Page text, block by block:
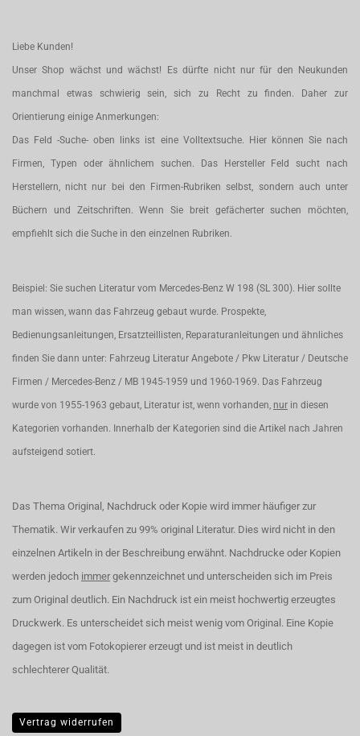
Liebe Kunden!
Unser Shop wächst und wächst! Es dürfte nicht nur für den Neukunden
manchmal etwas schwierig sein, sich zu Recht zu finden. Daher zur
Orientierung einige Anmerkungen:
Das Feld -Suche- oben links ist eine Volltextsuche. Hier können Sie nach
Firmen, Typen oder ähnlichem suchen. Das Hersteller Feld sucht nach
Herstellern, nicht nur bei den Firmen-Rubriken selbst, sondern auch unter
Büchern und Zeitschriften. Wenn Sie breit gefächerter suchen möchten,
empfiehlt sich die Suche in den einzelnen Rubriken.
Beispiel: Sie suchen Literatur vom Mercedes-Benz W 198 (SL 300). Hier sollte
man wissen, wann das Fahrzeug gebaut wurde. Prospekte,
Bedienungsanleitungen, Ersatzteillisten, Reparaturanleitungen und ähnliches
finden Sie dann unter: Fahrzeug Literatur Angebote / Pkw Literatur / Deutsche
Firmen / Mercedes-Benz / MB 1945-1959 und 1960-1969. Das Fahrzeug
wurde von 1955-1963 gebaut, Literatur ist, wenn vorhanden, nur in diesen
Kategorien vorhanden. Innerhalb der Kategorien sind die Artikel nach Jahren
aufsteigend sotiert.
Das Thema Original, Nachdruck oder Kopie wird immer häufiger zur
Thematik. Wir verkaufen zu 99% original Literatur. Dies wird nicht in den
einzelnen Artikeln in der Beschreibung erwähnt. Nachdrucke oder Kopien
werden jedoch immer gekennzeichnet und unterscheiden sich im Preis
zum Original deutlich. Ein Nachdruck ist ein meist hochwertig erzeugtes
Druckwerk. Es unterscheidet sich meist wenig vom Original. Eine Kopie
dagegen ist vom Fotokopierer erzeugt und ist meist in deutlich
schlechterer Qualität.
Vertrag widerrufen